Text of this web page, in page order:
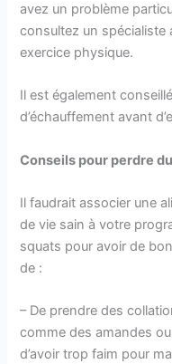
avez un problème
consultez un spécialiste
exercice physique.
Il est également
d’échauffement avant
Conseils pour perdre
Il faudrait associer une
de vie sain à votre
squats pour avoir de
de :
– De prendre des
comme des amandes
d’avoir trop faim pour